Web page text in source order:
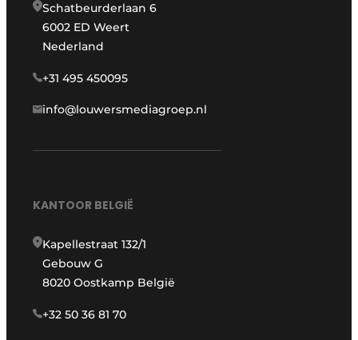
Schatbeurderlaan 6
6002 ED Weert
Nederland
+31 495 450095
info@louwersmediagroep.nl
KANTOOR BELGIË
Kapellestraat 132/1
Gebouw G
8020 Oostkamp België
+32 50 36 81 70